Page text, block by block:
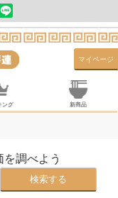
マイページ
ング 新商品
調べよう
検索する